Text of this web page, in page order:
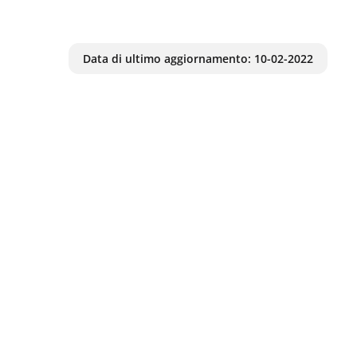
Data di ultimo aggiornamento: 10-02-2022